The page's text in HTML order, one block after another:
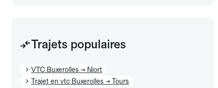
Trajets populaires
VTC Buxerolles → Niort
Trajet en vtc Buxerolles → Tours